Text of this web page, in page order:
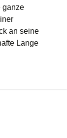
ganze
an seine
Lange